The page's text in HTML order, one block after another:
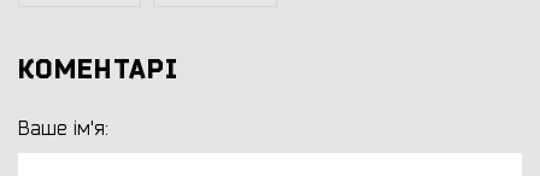
КОМЕНТАРІ
Ваше ім'я: